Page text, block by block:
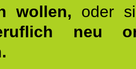
wollen, oder
neu